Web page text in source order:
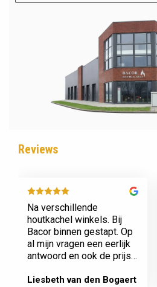
Reviews
Na verschillende
houtkachel winkels. Bij
Bacor binnen gestapt. Op
al mijn vragen een eerlijk
antwoord en ook de prijs
Afspraak is afspraak geen
Liesbeth van den Bogaert